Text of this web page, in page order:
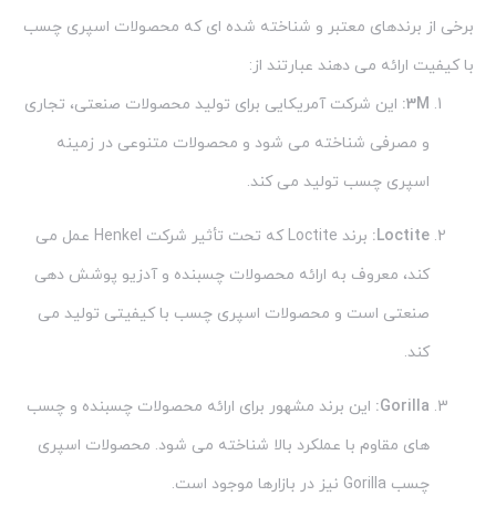
برخی از برندهای معتبر و شناخته شده ای که محصولات اسپری چسب
با کیفیت ارائه می دهند عبارتند از:
3M: این شرکت آمریکایی برای تولید محصولات صنعتی، تجاری
و مصرفی شناخته می شود و محصولات متنوعی در زمینه
اسپری چسب تولید می کند.
Loctite:
برند Loctite که تحت تأثیر شرکت Henkel عمل می
کند، معروف به ارائه محصولات چسبنده و آدزیو پوشش دهی
صنعتی است و محصولات اسپری چسب با کیفیتی تولید می
کند.
Gorilla: این برند مشهور برای ارائه محصولات چسبنده و چسب
های مقاوم با عملکرد بالا شناخته می شود. محصولات اسپری
چسب Gorilla نیز در بازارها موجود است.